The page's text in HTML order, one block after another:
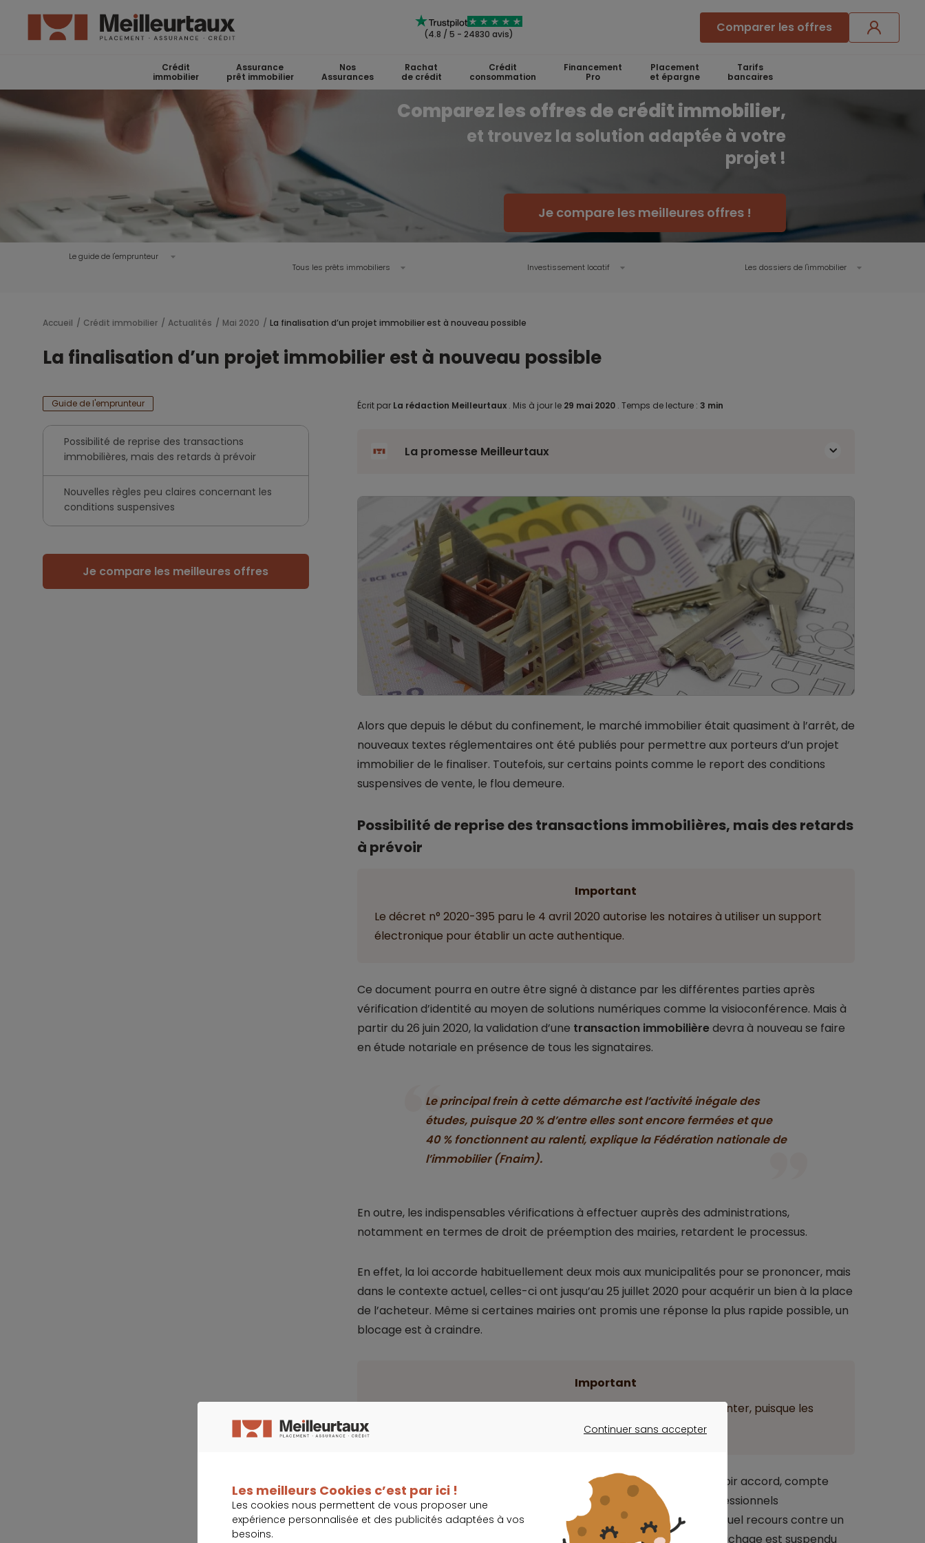
(4.8 / 5 - 24830 avis) Comparer les offres
Crédit
immobilier
Assurance
prêt immobilier
Nos
Assurances
Rachat
de crédit
Crédit
consommation
Financement
Pro
Placement
et épargne
Tarifs
bancaires
Comparez les offres de crédit immobilier,
et trouvez la solution adaptée à votre
projet !
Je compare les meilleures offres !
Le guide de l'emprunteur
Tous les prêts immobiliers
Investissement locatif Les dossiers de l'immobilier
Accueil Crédit immobilier Actualités Mai 2020 La finalisation d’un projet immobilier est à nouveau possible
La finalisation d’un projet immobilier est à nouveau possible
Guide de l'emprunteur
Possibilité de reprise des transactions
immobilières, mais des retards à prévoir
Nouvelles règles peu claires concernant les
conditions suspensives
Je compare les meilleures offres
Écrit par La rédaction Meilleurtaux . Mis à jour le 29 mai 2020 . Temps de lecture : 3 min
La promesse Meilleurtaux
Alors que depuis le début du confinement, le marché immobilier était quasiment à l’arrêt, de
nouveaux textes réglementaires ont été publiés pour permettre aux porteurs d’un projet
immobilier de le finaliser. Toutefois, sur certains points comme le report des conditions
suspensives de vente, le flou demeure.
Possibilité de reprise des transactions immobilières, mais des retards
à prévoir
Important
Le décret n° 2020-395 paru le 4 avril 2020 autorise les notaires à utiliser un support
électronique pour établir un acte authentique.
Ce document pourra en outre être signé à distance par les différentes parties après
vérification d’identité au moyen de solutions numériques comme la visioconférence. Mais à
partir du 26 juin 2020, la validation d’une transaction immobilièredevra à nouveau se faire
en étude notariale en présence de tous les signataires.
Le principal frein à cette démarche est l’activité inégale des
études, puisque 20 % d’entre elles sont encore fermées et que
40 % fonctionnent au ralenti, explique la Fédération nationale de
l’immobilier (Fnaim).
En outre, les indispensables vérifications à effectuer auprès des administrations,
notamment en termes de droit de préemption des mairies, retardent le processus.
En effet, la loi accorde habituellement deux mois aux municipalités pour se prononcer, mais
dans le contexte actuel, celles-ci ont jusqu’au 25 juillet 2020 pour acquérir un bien à la place
de l’acheteur. Même si certaines mairies ont promis une réponse la plus rapide possible, un
blocage est à craindre.
Important
Ceux qui prévoient de faire construire devront en revanche patienter, puisque les
demandes de permis ne seront traitées qu’à compter du 24 mai.
Et bien que l’absence de réponse de l’administration soit censée valoir accord, compte
tenu des difficultés auxquelles les mairies doivent faire face, les professionnels
recommandent d’attendre un document écrit. S’agissant d’un éventuel recours contre un
permis de construire, le délai de deux mois à partir de la date de l’affichage est suspendu
Continuer sans accepter
Les meilleurs Cookies c’est par ici !
Les cookies nous permettent de vous proposer une
expérience personnalisée et des publicités adaptées à vos
besoins.